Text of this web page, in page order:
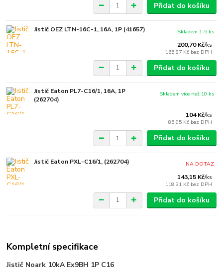
Přidat do košíku
Jistič OEZ LTN-16C-1, 16A, 1P (41657)
200,70 Kč/ks
165,87 Kč bez DPH
Skladem 1-5 ks
Přidat do košíku
Jistič Eaton PL7-C16/1, 16A, 1P
(262704)
104 Kč/ks
85,95 Kč bez DPH
Skladem více než 10 ks
Přidat do košíku
Jistič Eaton PXL-C16/1, (262704)
143,15 Kč/ks
118,31 Kč bez DPH
NA DOTAZ
Přidat do košíku
Kompletní specifikace
Jistič Noark 10kA Ex9BH 1P C16